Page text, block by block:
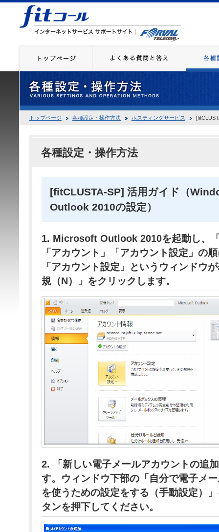
トップページ 各種設定・操作方法 ホスティングサービス
各種設定・操作方法
[fitCLUSTA-SP] 活用ガイド（
Outlook 2010の設定）
1. Microsoft Outlook 2010を起動し、
「アカウント」「アカウント設定」の
「アカウント設定」というウィンドウ
規（N）」をクリックします。
2. 「新しい電子メールアカウントの追
す。ウィンドウ下部の「自分で電子メ
を使うための設定をする（手動設定）
タンを押下してください。